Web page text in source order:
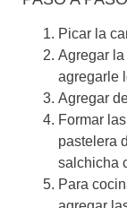
Picar la
Agregar
agregarle
Agregar
Formar
pastelera
salchicha
Para